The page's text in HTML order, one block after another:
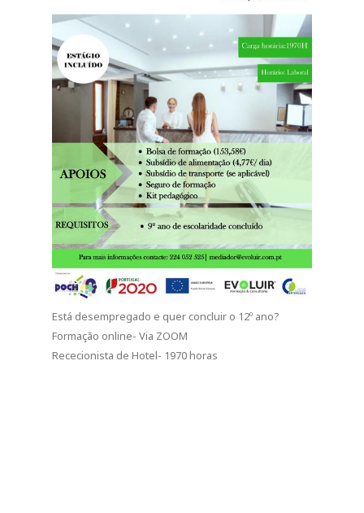
Está desempregado e quer concluir o 12º ano?
Formação online- Via ZOOM
Rececionista de Hotel- 1970 horas